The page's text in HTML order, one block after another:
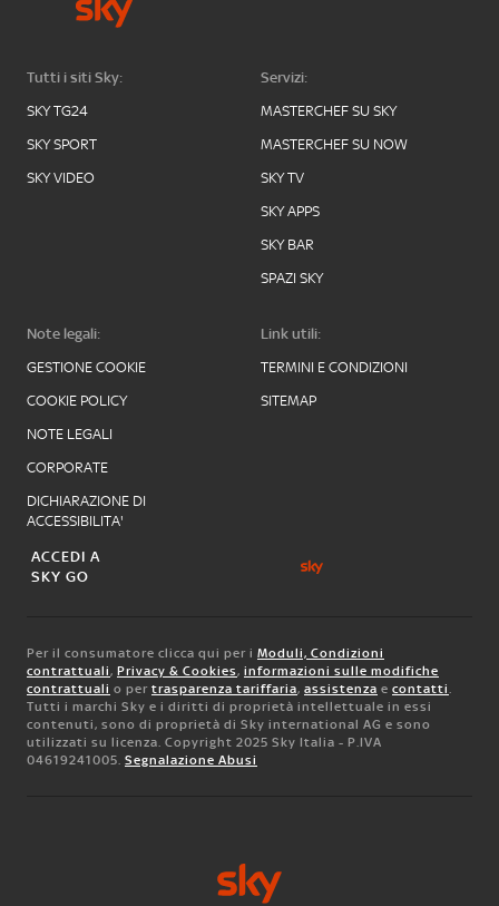
Tutti i siti Sky:
SKY TG24
SKY SPORT
SKY VIDEO
Servizi:
MASTERCHEF SU SKY
MASTERCHEF SU NOW
SKY TV
SKY APPS
SKY BAR
SPAZI SKY
Note legali:
GESTIONE COOKIE
COOKIE POLICY
NOTE LEGALI
CORPORATE
DICHIARAZIONE DI
ACCESSIBILITA'
Link utili:
TERMINI E CONDIZIONI
SITEMAP
ACCEDI A
SKY GO
Per il consumatore clicca qui per i Moduli, Condizioni
contrattuali, Privacy & Cookies, informazioni sulle modifiche
contrattuali o per trasparenza tariffaria, assistenza e contatti.
Tutti i marchi Sky e i diritti di proprietà intellettuale in essi
contenuti, sono di proprietà di Sky international AG e sono
utilizzati su licenza. Copyright 2025 Sky Italia - P.IVA
04619241005. Segnalazione Abusi